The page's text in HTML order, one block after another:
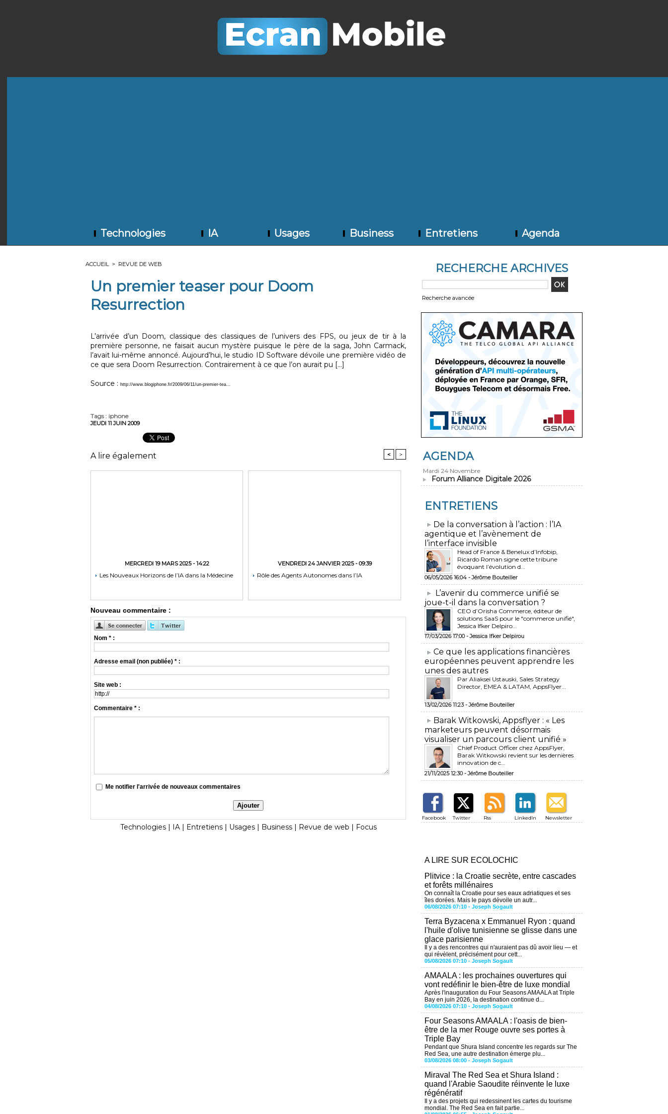
Technologies IA Usages Business Entretiens Agenda
ACCUEIL > REVUE DE WEB
Un premier teaser pour Doom
Resurrection
L’arrivée d’un Doom, classique des classiques de l’univers des FPS, ou jeux de tir à la
première personne, ne faisait aucun mystère puisque le père de la saga, John Carmack,
l’avait lui-même annoncé. Aujourd’hui, le studio ID Software dévoile une première vidéo de
ce que sera Doom Resurrection. Contrairement à ce que l’on aurait pu [...]
Source : http://www.blogiphone.fr/2009/06/11/un-premier-tea...
Tags: iphone
JEUDI 11 JUIN 2009
A lire également < >
MERCREDI 19 MARS 2025 - 14:22
Les Nouveaux Horizons de l’IA dans la Médecine
VENDREDI 24 JANVIER 2025 - 09:39
Rôle des Agents Autonomes dans l’IA
Nouveau commentaire :
Nom * :
Adresse email (non publiée) * :
Site web :
Commentaire * :
Me notifier l'arrivée de nouveaux commentaires
Technologies | IA | Entretiens | Usages | Business | Revue de web | Focus
RECHERCHE ARCHIVES
Recherche avancée
AGENDA
Mardi 24 Novembre
Forum Alliance Digitale 2026
ENTRETIENS
​De la conversation à l’action : l’IA
agentique et l’avènement de
l’interface invisible
Head of France & Benelux d’Infobip,
Ricardo Roman signe cette tribune
évoquant l’évolution d...
06/05/2026 16:04 -Jérôme Bouteiller
L’avenir du commerce unifié se
joue-t-il dans la conversation ?
CEO d’Orisha Commerce, éditeur de
solutions SaaS pour le "commerce unifié",
Jessica Ifker Delpiro...
17/03/2026 17:00 -Jessica Ifker Delpirou
​Ce que les applications financières
européennes peuvent apprendre les
unes des autres
Par Aliaksei Ustauski, Sales Strategy
Director, EMEA & LATAM, AppsFlyer...
13/02/2026 11:23 -Jérôme Bouteiller
​Barak Witkowski, Appsflyer : « Les
marketeurs peuvent désormais
visualiser un parcours client unifié »
Chief Product Officer chez AppsFlyer, ​
Barak Witkowski revient sur les dernières
innovation de c...
21/11/2025 12:30 -Jérôme Bouteiller
Facebook Twitter Rss LinkedIn Newsletter
A LIRE SUR ECOLOCHIC
Plitvice : la Croatie secrète, entre cascades
et forêts millénaires
On connaît la Croatie pour ses eaux adriatiques et ses
îles dorées. Mais le pays dévoile un autr...
06/08/2026 07:10 - Joseph Sogault
Terra Byzacena x Emmanuel Ryon : quand
l'huile d'olive tunisienne se glisse dans une
glace parisienne
Il y a des rencontres qui n'auraient pas dû avoir lieu — et
qui révèlent, précisément pour cett...
05/08/2026 07:10 - Joseph Sogault
AMAALA : les prochaines ouvertures qui
vont redéfinir le bien-être de luxe mondial
Après l'inauguration du Four Seasons AMAALA at Triple
Bay en juin 2026, la destination continue d...
04/08/2026 07:10 - Joseph Sogault
Four Seasons AMAALA : l'oasis de bien-
être de la mer Rouge ouvre ses portes à
Triple Bay
Pendant que Shura Island concentre les regards sur The
Red Sea, une autre destination émerge plu...
03/08/2026 08:00 - Joseph Sogault
Miraval The Red Sea et Shura Island :
quand l'Arabie Saoudite réinvente le luxe
régénératif
Il y a des projets qui redessinent les cartes du tourisme
mondial. The Red Sea en fait partie...